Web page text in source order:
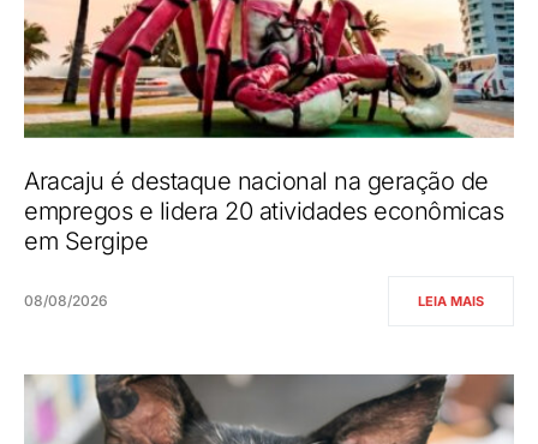
Aracaju é destaque nacional na geração de
empregos e lidera 20 atividades econômicas
em Sergipe
08/08/2026 LEIA MAIS